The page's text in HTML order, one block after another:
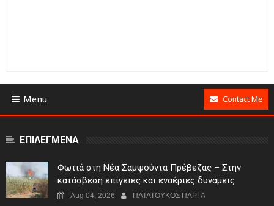
Menu Contact Me
ΕΠΙΛΕΓΜΕΝΑ
Φωτιά στη Νέα Σαμψούντα Πρέβεζας – Στην
κατάσβεση επίγειες και εναέριες δυνάμεις
Aug 04, 2026 ΠΑΤΑΤΟΥΚΟΣ ΠΑΡΓΑ